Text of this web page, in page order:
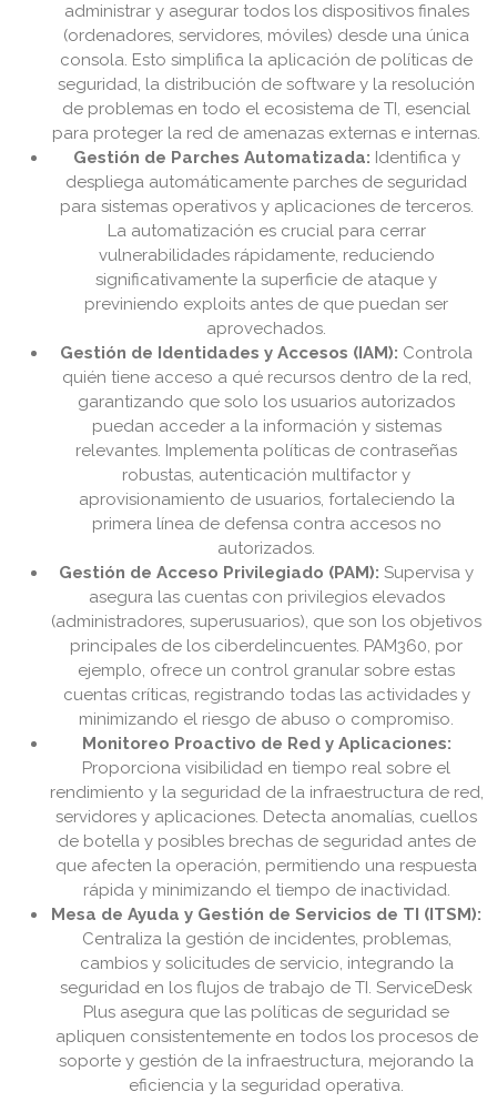
administrar y asegurar todos los dispositivos finales
(ordenadores, servidores, móviles) desde una única
consola. Esto simplifica la aplicación de políticas de
seguridad, la distribución de software y la resolución
de problemas en todo el ecosistema de TI, esencial
para proteger la red de amenazas externas e internas.
Gestión de Parches Automatizada: Identifica y
despliega automáticamente parches de seguridad
para sistemas operativos y aplicaciones de terceros.
La automatización es crucial para cerrar
vulnerabilidades rápidamente, reduciendo
significativamente la superficie de ataque y
previniendo exploits antes de que puedan ser
aprovechados.
Gestión de Identidades y Accesos (IAM): Controla
quién tiene acceso a qué recursos dentro de la red,
garantizando que solo los usuarios autorizados
puedan acceder a la información y sistemas
relevantes. Implementa políticas de contraseñas
robustas, autenticación multifactor y
aprovisionamiento de usuarios, fortaleciendo la
primera línea de defensa contra accesos no
autorizados.
Gestión de Acceso Privilegiado (PAM): Supervisa y
asegura las cuentas con privilegios elevados
(administradores, superusuarios), que son los objetivos
principales de los ciberdelincuentes. PAM360, por
ejemplo, ofrece un control granular sobre estas
cuentas críticas, registrando todas las actividades y
minimizando el riesgo de abuso o compromiso.
Monitoreo Proactivo de Red y Aplicaciones:
Proporciona visibilidad en tiempo real sobre el
rendimiento y la seguridad de la infraestructura de red,
servidores y aplicaciones. Detecta anomalías, cuellos
de botella y posibles brechas de seguridad antes de
que afecten la operación, permitiendo una respuesta
rápida y minimizando el tiempo de inactividad.
Mesa de Ayuda y Gestión de Servicios de TI (ITSM):
Centraliza la gestión de incidentes, problemas,
cambios y solicitudes de servicio, integrando la
seguridad en los flujos de trabajo de TI. ServiceDesk
Plus asegura que las políticas de seguridad se
apliquen consistentemente en todos los procesos de
soporte y gestión de la infraestructura, mejorando la
eficiencia y la seguridad operativa.